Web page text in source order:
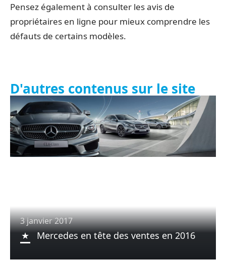
Pensez également à consulter les avis de
propriétaires en ligne pour mieux comprendre les
défauts de certains modèles.
D'autres contenus sur le site
3 janvier 2017
Mercedes en tête des ventes en 2016